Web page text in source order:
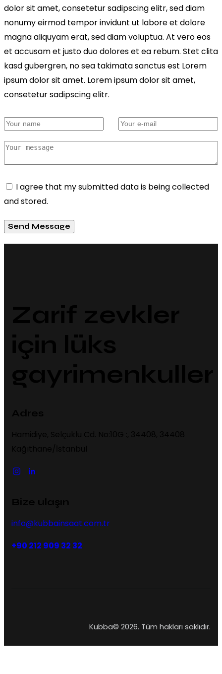
dolor sit amet, consetetur sadipscing elitr, sed diam
nonumy eirmod tempor invidunt ut labore et dolore
magna aliquyam erat, sed diam voluptua. At vero eos
et accusam et justo duo dolores et ea rebum. Stet clita
kasd gubergren, no sea takimata sanctus est Lorem
ipsum dolor sit amet. Lorem ipsum dolor sit amet,
consetetur sadipscing elitr.
I agree that my submitted data is being collected
and stored.
Send Message
info@kubbainsaat.com.tr
+90 212 909 32 32
Kubba© 2026. Tüm hakları saklıdır.